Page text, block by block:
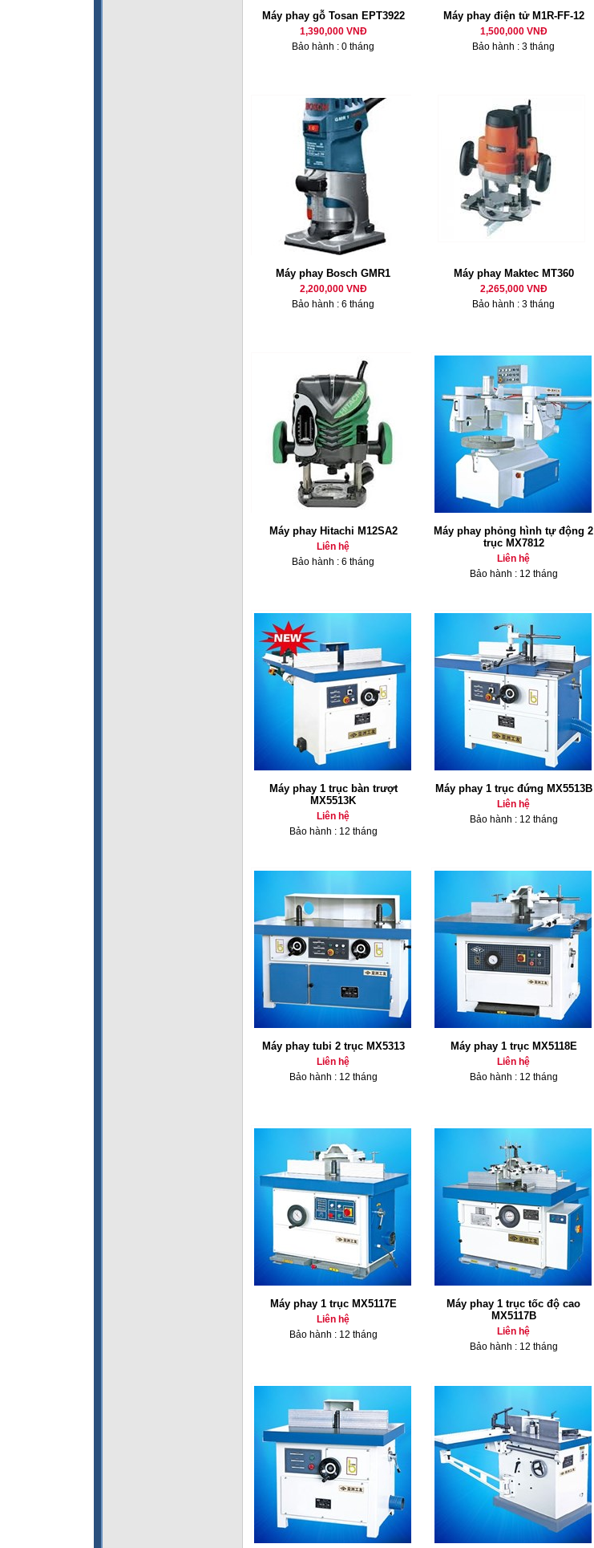
Máy phay gỗ Tosan EPT3922
1,390,000 VNĐ
Bảo hành : 0 tháng
Máy phay điện tử M1R-FF-12
1,500,000 VNĐ
Bảo hành : 3 tháng
Máy phay Bosch GMR1
2,200,000 VNĐ
Bảo hành : 6 tháng
Máy phay Maktec MT360
2,265,000 VNĐ
Bảo hành : 3 tháng
Máy phay Hitachi M12SA2
Liên hệ
Bảo hành : 6 tháng
Máy phay phỏng hình tự động 2
trục MX7812
Liên hệ
Bảo hành : 12 tháng
Máy phay 1 trục bàn trượt
MX5513K
Liên hệ
Bảo hành : 12 tháng
Máy phay 1 trục đứng MX5513B
Liên hệ
Bảo hành : 12 tháng
Máy phay tubi 2 trục MX5313
Liên hệ
Bảo hành : 12 tháng
Máy phay 1 trục MX5118E
Liên hệ
Bảo hành : 12 tháng
Máy phay 1 trục MX5117E
Liên hệ
Bảo hành : 12 tháng
Máy phay 1 trục tốc độ cao
MX5117B
Liên hệ
Bảo hành : 12 tháng